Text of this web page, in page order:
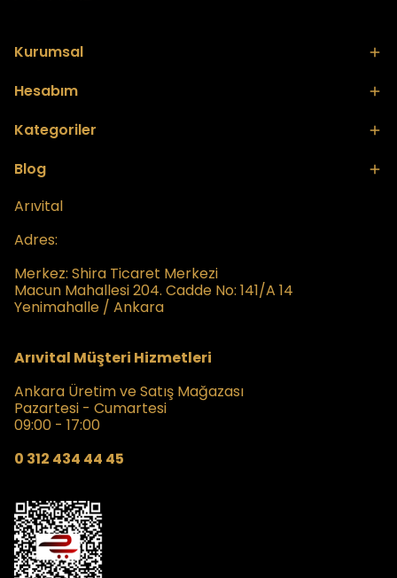
Kurumsal
Hesabım
Kategoriler
Blog
Arıvital
Adres:
Merkez: Shira Ticaret Merkezi
Macun Mahallesi 204. Cadde No: 141/A 14
Yenimahalle / Ankara
Arıvital Müşteri Hizmetleri
Ankara Üretim ve Satış Mağazası
Pazartesi - Cumartesi
09:00 - 17:00
0 312 434 44 45